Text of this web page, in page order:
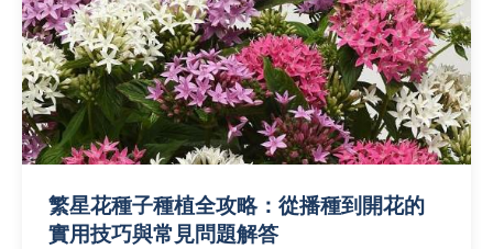
繁星花種子種植全攻略：從播種到開花的
實用技巧與常見問題解答